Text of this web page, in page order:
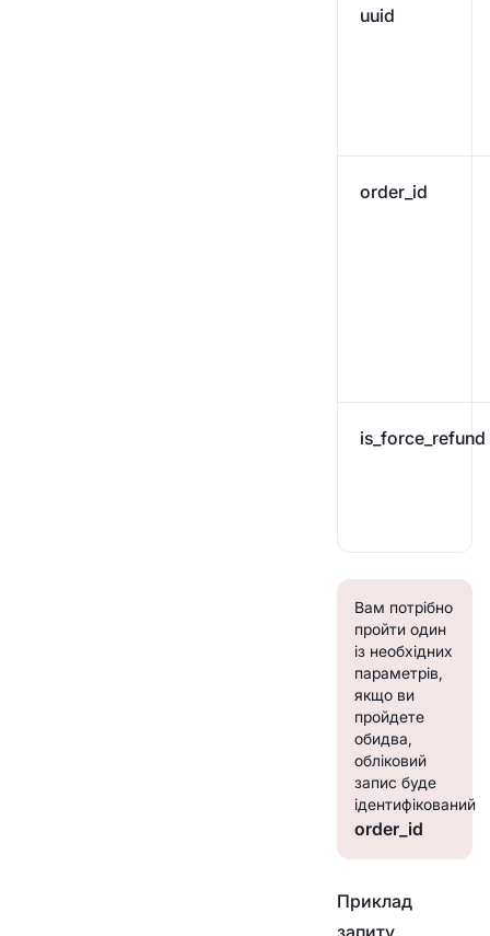
uuid
order_id
is_force_refund
Вам потрібно
пройти один
із необхідних
параметрів,
якщо ви
пройдете
обидва,
обліковий
запис буде
ідентифікований
order_id
Приклад
запиту